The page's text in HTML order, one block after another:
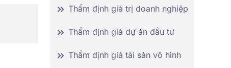
Thẩm định giá trị doanh nghiệp
Thẩm định giá dự án đầu tư
Thẩm định giá tài sản vô hình